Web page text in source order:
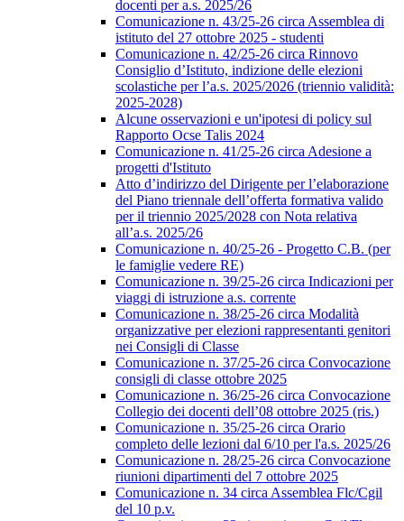
docenti per a.s. 2025/26
Comunicazione n. 43/25-26 circa Assemblea di
istituto del 27 ottobre 2025 - studenti
Comunicazione n. 42/25-26 circa Rinnovo
Consiglio d’Istituto, indizione delle elezioni
scolastiche per l’a.s. 2025/2026 (triennio validità:
2025-2028)
Alcune osservazioni e un'ipotesi di policy sul
Rapporto Ocse Talis 2024
Comunicazione n. 41/25-26 circa Adesione a
progetti d'Istituto
Atto d’indirizzo del Dirigente per l’elaborazione
del Piano triennale dell’offerta formativa valido
per il triennio 2025/2028 con Nota relativa
all’a.s. 2025/26
Comunicazione n. 40/25-26 - Progetto C.B. (per
le famiglie vedere RE)
Comunicazione n. 39/25-26 circa Indicazioni per
viaggi di istruzione a.s. corrente
Comunicazione n. 38/25-26 circa Modalità
organizzative per elezioni rappresentanti genitori
nei Consigli di Classe
Comunicazione n. 37/25-26 circa Convocazione
consigli di classe ottobre 2025
Comunicazione n. 36/25-26 circa Convocazione
Collegio dei docenti dell’08 ottobre 2025 (ris.)
Comunicazione n. 35/25-26 circa Orario
completo delle lezioni dal 6/10 per l'a.s. 2025/26
Comunicazione n. 28/25-26 circa Convocazione
riunioni dipartimenti del 7 ottobre 2025
Comunicazione n. 34 circa Assemblea Flc/Cgil
del 10 p.v.